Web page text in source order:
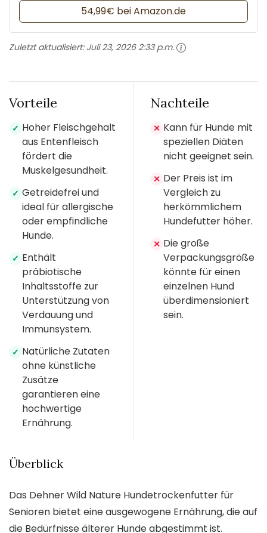
54,99€ bei Amazon.de
Zuletzt aktualisiert: Juli 23, 2026 2:33 p.m.
Vorteile
✓ Hoher Fleischgehalt
aus Entenfleisch
fördert die
Muskelgesundheit.
✓ Getreidefrei und
ideal für allergische
oder empfindliche
Hunde.
✓ Enthält
präbiotische
Inhaltsstoffe zur
Unterstützung von
Verdauung und
Immunsystem.
✓ Natürliche Zutaten
ohne künstliche
Zusätze
garantieren eine
hochwertige
Ernährung.
Nachteile
✕ Kann für Hunde mit
speziellen Diäten
nicht geeignet sein.
✕ Der Preis ist im
Vergleich zu
herkömmlichem
Hundefutter höher.
✕ Die große
Verpackungsgröße
könnte für einen
einzelnen Hund
überdimensioniert
sein.
Überblick
Das Dehner Wild Nature Hundetrockenfutter für
Senioren bietet eine ausgewogene Ernährung, die auf
die Bedürfnisse älterer Hunde abgestimmt ist.